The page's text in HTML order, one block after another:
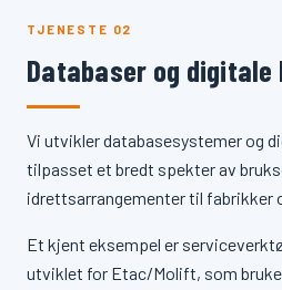
TJENESTE 02
Databaser og digitale
Vi utvikler databasesystemer og
tilpasset et bredt spekter av
idrettsarrangementer til fabrikker
Et kjent eksempel er
utviklet for Etac/Molift, som